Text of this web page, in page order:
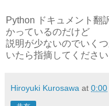
Python ドキュメント翻
かっているのだけど
説明が少ないのでいく
いたら指摘してください
Hiroyuki Kurosawa at 0:00